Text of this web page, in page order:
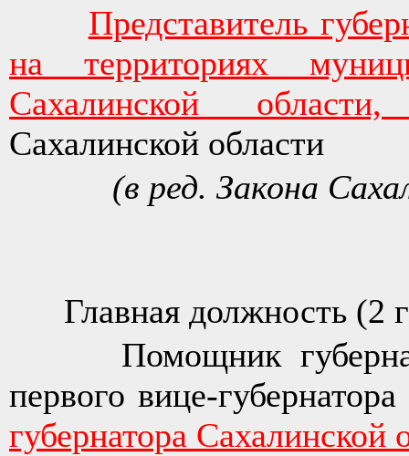
Представитель
на территориях
Сахалинской
Сахалинской области
(в ред. Закона
Главная должность (2
Помощник
первого вице-
губернатора Сахалинской